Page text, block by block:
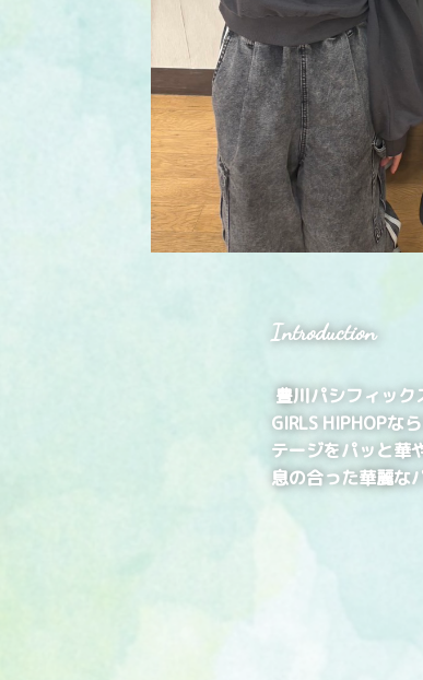
Introduction
豊川パシフィック
GIRLS HIPHOPな
テージをパッと華
息の合った華麗な